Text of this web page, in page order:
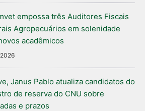
empossa três Auditores Fiscais
Agropecuários em solenidade
acadêmicos
Janus Pablo atualiza candidatos do
de reserva do CNU sobre
e prazos